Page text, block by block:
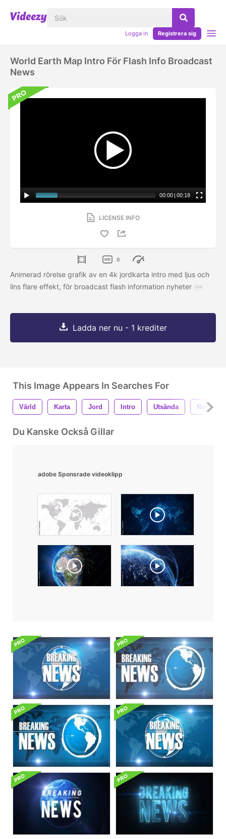
Logga in Registrera sig
World Earth Map Intro För Flash Info Broadcast
News
00:00 | 00:18
LICENSE INFO
0
Animerad rörelse grafik av en 4k jordkarta intro med ljus och
lins flare effekt, för broadcast flash information nyheter
Ladda ner nu - 1 krediter
This Image Appears In Searches For
Värld Karta Jord Intro Utsända Nyheter
Du Kanske Också Gillar
adobe Sponsrade videoklipp